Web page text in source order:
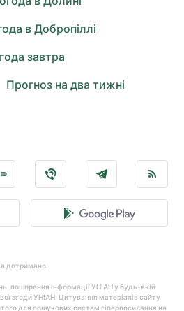
в Добропіллі
завтра
Прогноз на два тижні
дотримано.
поширення інформації УНІАН у будь-якій
згоди УНІАН. Цитування матеріалів сайту
для пошукових систем гіперпосилання на